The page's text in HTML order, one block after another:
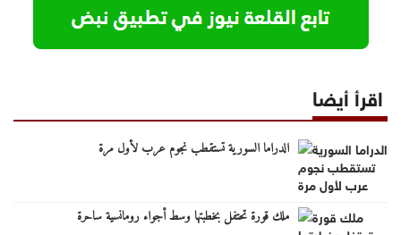
اقرأ أيضا
الدراما السورية تستقطب نجوم عرب لأول مرة
ملك قورة تحتفل بخطبتها وسط أجواء رومانسية ساحرة